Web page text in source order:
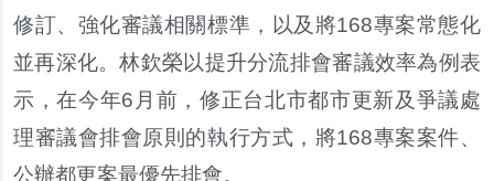
修訂、 強化審議相關標準 ， 以及將168專案常態化
並再深化。林欽榮以提升分流排會審議效率為例表
示 ，在今年6 月前 ，修正台北市都市更新及爭議處
理審議會排會原則的執行方式 ， 將168專案案件、
公辦都更案最優先排會。